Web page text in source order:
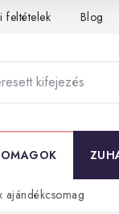
feltételek Blog
ajándékcsomag